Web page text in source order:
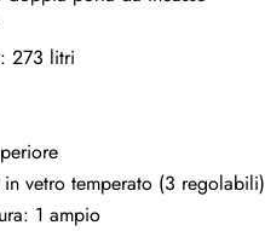
273 litri
vetro temperato (3 regolabili)
1 ampio